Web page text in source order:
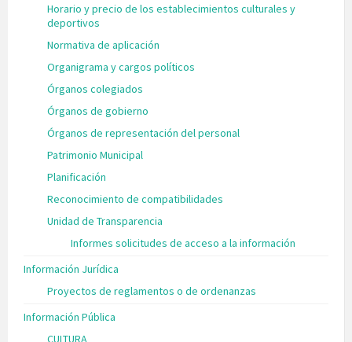
Horario y precio de los establecimientos culturales y
deportivos
Normativa de aplicación
Organigrama y cargos políticos
Órganos colegiados
Órganos de gobierno
Órganos de representación del personal
Patrimonio Municipal
Planificación
Reconocimiento de compatibilidades
Unidad de Transparencia
Informes solicitudes de acceso a la información
Información Jurídica
Proyectos de reglamentos o de ordenanzas
Información Pública
CULTURA